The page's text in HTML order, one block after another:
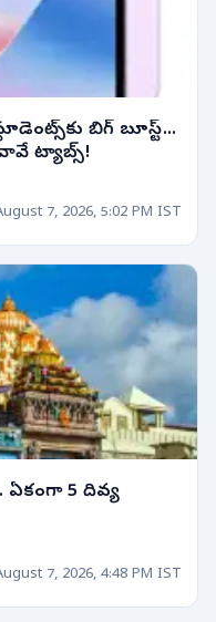
బిగ్ బూస్ట్...
ట్యాబ్స్!
7, 2026, 5:02 PM IST
ఏకంగా 5 దివ్య
7, 2026, 4:48 PM IST